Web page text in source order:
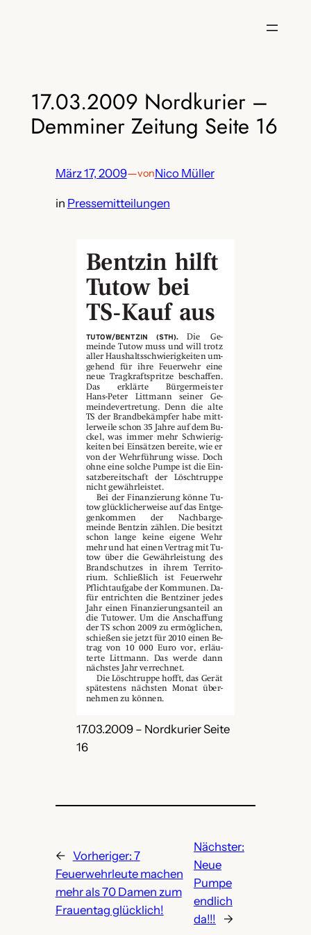
17.03.2009 Nordkurier –
Demminer Zeitung Seite 16
März 17, 2009—vonNico Müller
in Pressemitteilungen
17.03.2009 – Nordkurier Seite
16
← Vorheriger: 7
Feuerwehrleute machen
mehr als 70 Damen zum
Frauentag glücklich!
Nächster:
Neue
Pumpe
endlich
da!!!
→